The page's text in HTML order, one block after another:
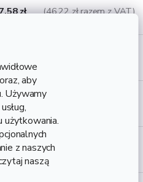
aby
Używamy
użytkowania.
z naszych
naszą
zł (46,22 zł razem z VAT)
zł
zł (82,29 zł razem z VAT)